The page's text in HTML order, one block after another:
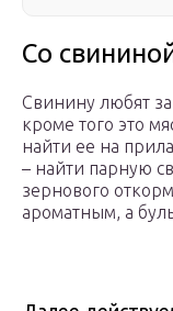
Со
Свинину любят
кроме того это
найти ее на
– найти парную
зернового
ароматным, а